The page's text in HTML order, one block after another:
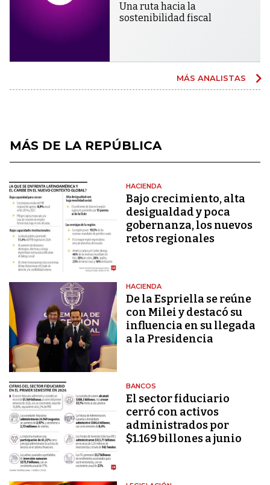
Una ruta hacia la
sostenibilidad fiscal
MÁS ANALISTAS
MÁS DE LA REPÚBLICA
HACIENDA
Bajo crecimiento, alta
desigualdad y poca
gobernanza, los nuevos
retos regionales
HACIENDA
De la Espriella se reúne
con Milei y destacó su
influencia en su llegada
a la Presidencia
BANCOS
El sector fiduciario
cerró con activos
administrados por
$1.169 billones a junio